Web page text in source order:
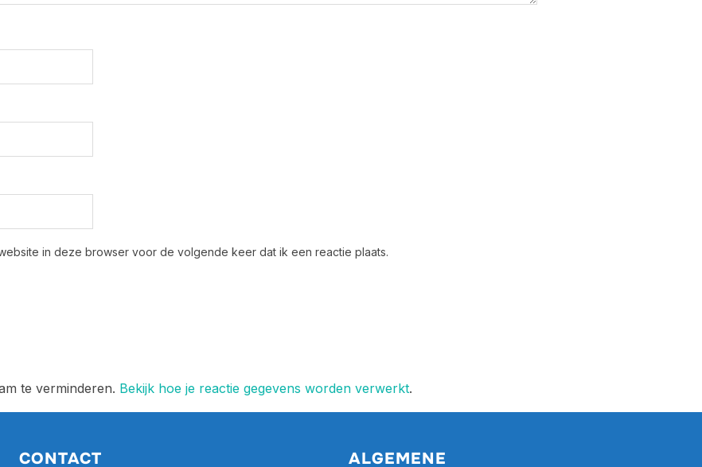
in deze browser voor de volgende keer dat ik een reactie plaats.
te verminderen. Bekijk hoe je reactie gegevens worden verwerkt.
CONTACT
ALGEMENE